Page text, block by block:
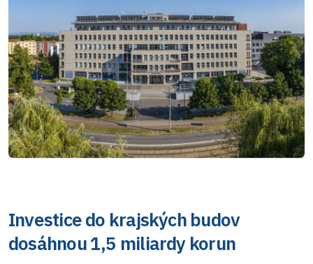
Investice do krajských budov
dosáhnou 1,5 miliardy korun